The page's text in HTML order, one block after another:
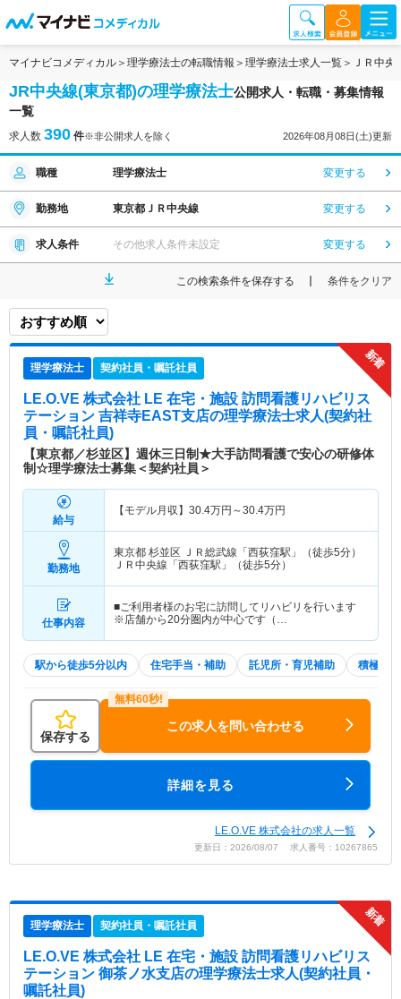
マイナビコメディカル 理学療法士の転職情報 理学療法士求人一覧 ＪＲ中央
JR中央線(東京都)の理学療法士公開求人・転職・募集情報
一覧
求人数 390 件※非公開求人を除く 2026年08月08日(土)更新
職種 理学療法士 変更する
勤務地 東京都ＪＲ中央線 変更する
求人条件 その他求人条件未設定 変更する
この検索条件を保存する 条件をクリア
理学療法士 契約社員・嘱託社員
LE.O.VE 株式会社 LE 在宅・施設 訪問看護リハビリス
テーション 吉祥寺EAST支店の理学療法士求人(契約社
員・嘱託社員)
【東京都／杉並区】週休三日制★大手訪問看護で安心の研修体
制☆理学療法士募集＜契約社員＞
給与
【モデル月収】 30.4万円～30.4万円
勤務地
東京都 杉並区
ＪＲ総武線「西荻窪駅」（徒歩5分）
ＪＲ中央線「西荻窪駅」（徒歩5分）
仕事内容
■ご利用者様のお宅に訪問してリハビリを行います
※店舗から20分圏内が中心です（…
駅から徒歩5分以内 住宅手当・補助 託児所・育児補助 積極採
保存する
この求人を問い合わせる
詳細を見る
LE.O.VE 株式会社の求人一覧
更新日：2026/08/07 求人番号：10267865
理学療法士 契約社員・嘱託社員
LE.O.VE 株式会社 LE 在宅・施設 訪問看護リハビリス
テーション 御茶ノ水支店の理学療法士求人(契約社員・
嘱託社員)